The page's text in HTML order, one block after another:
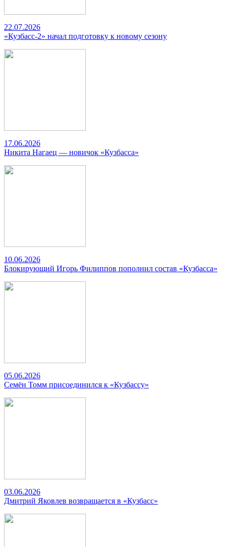
22.07.2026
«Кузбасс-2» начал подготовку к новому сезону
17.06.2026
Никита Нагаец — новичок «Кузбасса»
10.06.2026
Блокирующий Игорь Филиппов пополнил состав «Кузбасса»
05.06.2026
Семён Томм присоединился к «Кузбассу»
03.06.2026
Дмитрий Яковлев возвращается в «Кузбасс»